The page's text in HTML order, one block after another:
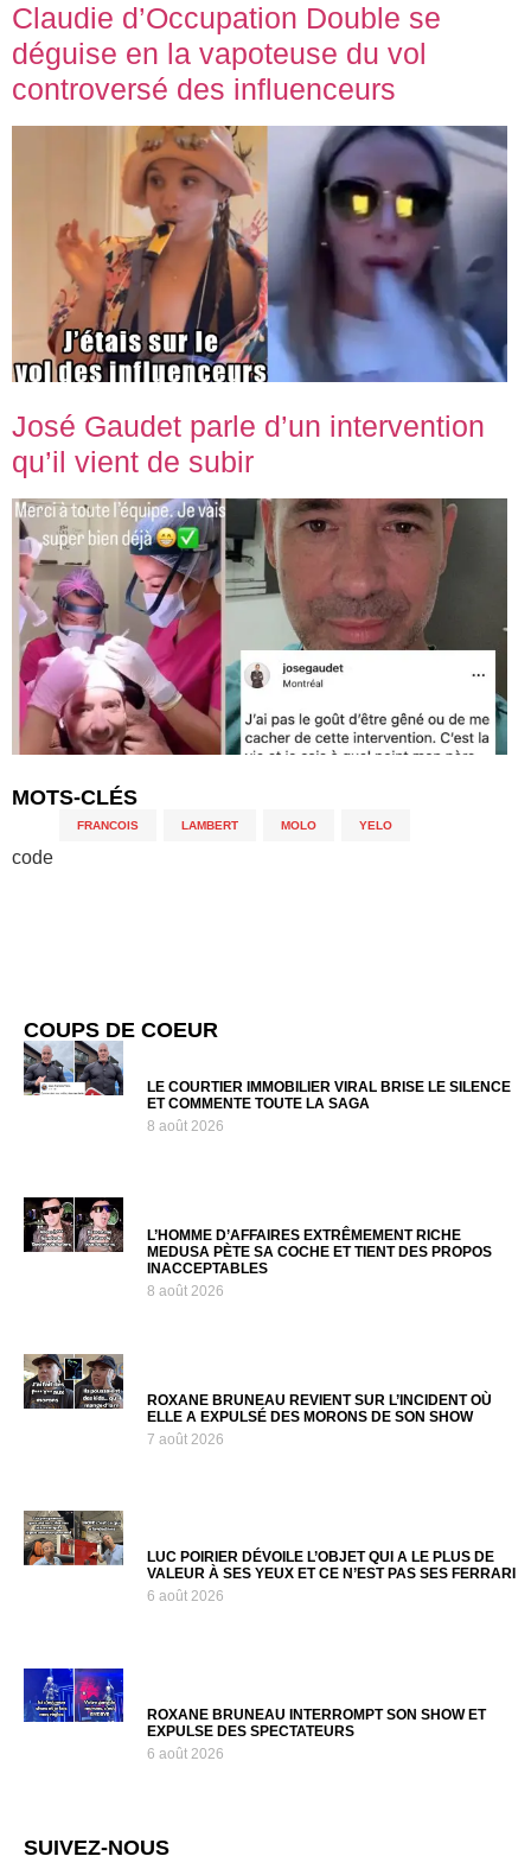
Claudie d’Occupation Double se
déguise en la vapoteuse du vol
controversé des influenceurs
José Gaudet parle d’un intervention
qu’il vient de subir
MOTS-CLÉS
FRANCOIS LAMBERT MOLO YELO
code
COUPS DE COEUR
LE COURTIER IMMOBILIER VIRAL BRISE LE SILENCE
ET COMMENTE TOUTE LA SAGA
8 août 2026
L’HOMME D’AFFAIRES EXTRÊMEMENT RICHE
MEDUSA PÈTE SA COCHE ET TIENT DES PROPOS
INACCEPTABLES
8 août 2026
ROXANE BRUNEAU REVIENT SUR L’INCIDENT OÙ
ELLE A EXPULSÉ DES MORONS DE SON SHOW
7 août 2026
LUC POIRIER DÉVOILE L’OBJET QUI A LE PLUS DE
VALEUR À SES YEUX ET CE N’EST PAS SES FERRARI
6 août 2026
ROXANE BRUNEAU INTERROMPT SON SHOW ET
EXPULSE DES SPECTATEURS
6 août 2026
SUIVEZ-NOUS